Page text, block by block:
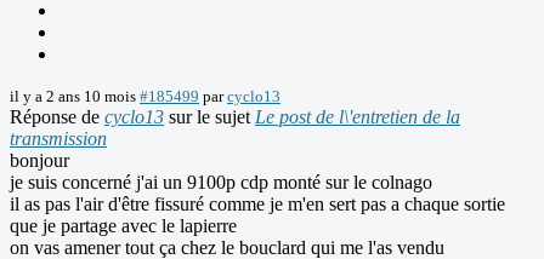
il y a 2 ans 10 mois #185499 parcyclo13
Réponse de cyclo13 sur le sujet Le post de l\'entretien de la
transmission
bonjour
je suis concerné j'ai un 9100p cdp monté sur le colnago
il as pas l'air d'être fissuré comme je m'en sert pas a chaque sortie
que je partage avec le lapierre
on vas amener tout ça chez le bouclard qui me l'as vendu